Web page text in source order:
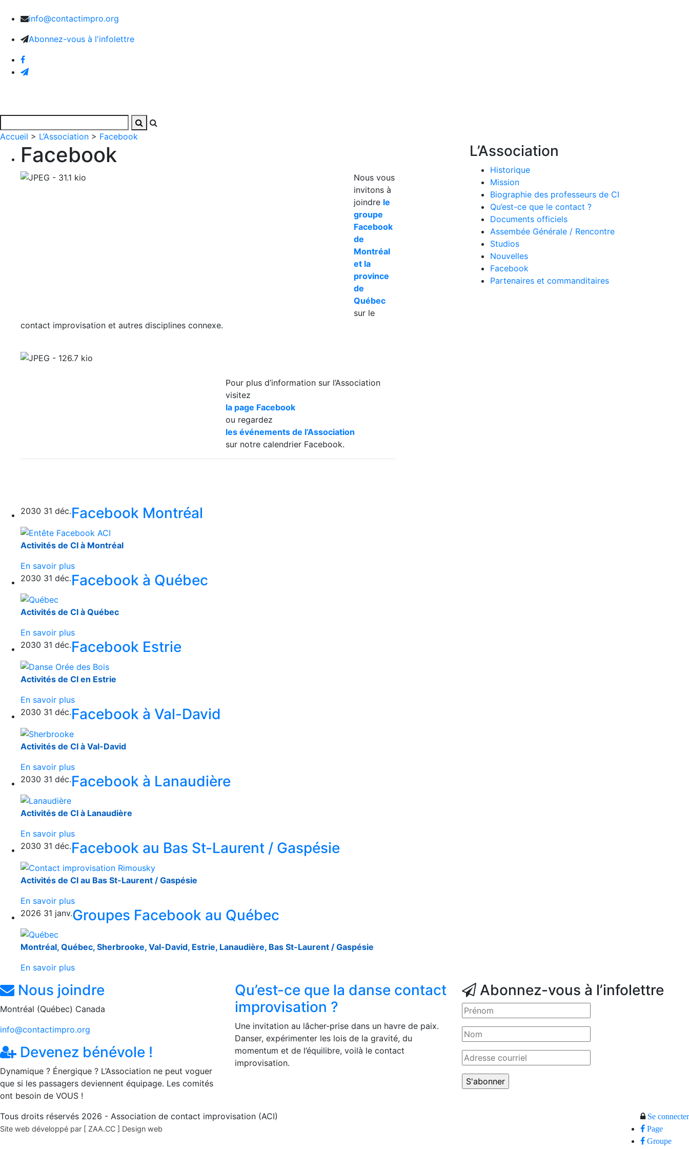
info@contactimpro.org
Abonnez-vous à l'infolettre
Accueil > L’Association > Facebook
Facebook
Nous vous
invitons à
joindre le
groupe
Facebook
de
Montréal
et la
province
de
Québec
sur le
contact improvisation et autres disciplines connexe.
Pour plus d’information sur l’Association
visitez
la page Facebook
ou regardez
les événements de l’Association
sur notre calendrier Facebook.
2030 31 déc.Facebook Montréal
Activités de CI à Montréal
En savoir plus
2030 31 déc.Facebook à Québec
Activités de CI à Québec
En savoir plus
2030 31 déc.Facebook Estrie
Activités de CI en Estrie
En savoir plus
2030 31 déc.Facebook à Val-David
Activités de CI à Val-David
En savoir plus
2030 31 déc.Facebook à Lanaudière
Activités de CI à Lanaudière
En savoir plus
2030 31 déc.Facebook au Bas St-Laurent / Gaspésie
Activités de CI au Bas St-Laurent / Gaspésie
En savoir plus
2026 31 janv.Groupes Facebook au Québec
Montréal, Québec, Sherbrooke, Val-David, Estrie, Lanaudière, Bas St-Laurent / Gaspésie
En savoir plus
L’Association
Historique
Mission
Biographie des professeurs de CI
Qu’est-ce que le contact ?
Documents officiels
Assembée Générale / Rencontre
Studios
Nouvelles
Facebook
Partenaires et commanditaires
Nous joindre
Montréal (Québec) Canada
info@contactimpro.org
Devenez bénévole !
Dynamique ? Énergique ? L’Association ne peut voguer
que si les passagers deviennent équipage. Les comités
ont besoin de VOUS !
Qu’est-ce que la danse contact
improvisation ?
Une invitation au lâcher-prise dans un havre de paix.
Danser, expérimenter les lois de la gravité, du
momentum et de l’équilibre, voilà le contact
improvisation.
Abonnez-vous à l’infolettre
Tous droits réservés 2026 - Association de contact improvisation (ACI)
Site web développé par [ ZAA.CC ] Design web
Se connecter
Page
Groupe